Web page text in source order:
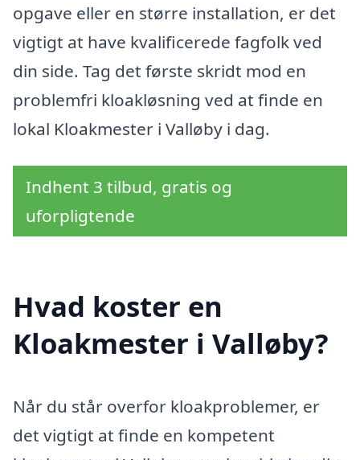
opgave eller en større installation, er det
vigtigt at have kvalificerede fagfolk ved
din side. Tag det første skridt mod en
problemfri kloakløsning ved at finde en
lokal Kloakmester i Valløby i dag.
Indhent 3 tilbud, gratis og
uforpligtende
Hvad koster en
Kloakmester i Valløby?
Når du står overfor kloakproblemer, er
det vigtigt at finde en kompetent